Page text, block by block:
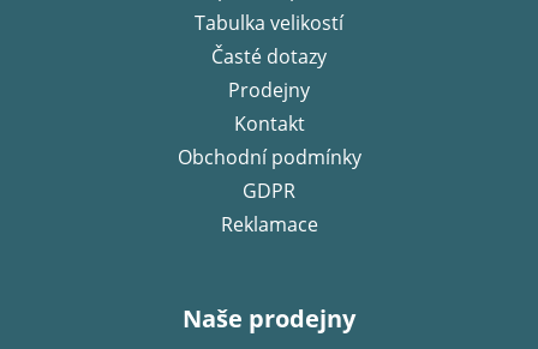
Tabulka velikostí
Časté dotazy
Prodejny
Kontakt
Obchodní podmínky
GDPR
Reklamace
Naše prodejny